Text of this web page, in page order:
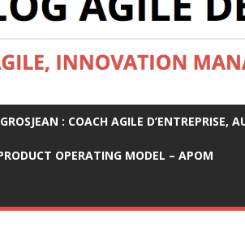
: COACH AGILE D’ENTREPRISE,
OPERATING MODEL – APOM